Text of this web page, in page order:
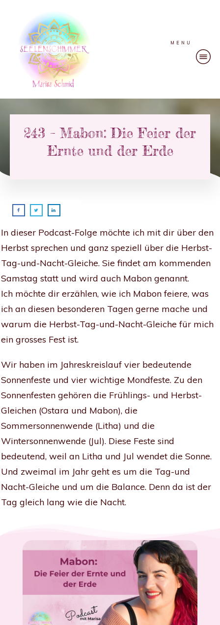
MENU
243 – Mabon: Die Feier der
Ernte und der Erde
In dieser Podcast-Folge möchte ich mit dir über den
Herbst sprechen und ganz speziell über die Herbst-
Tag-und-Nacht-Gleiche. Sie findet am kommenden
Samstag statt und wird auch Mabon genannt.
Ich möchte dir erzählen, wie ich Mabon feiere, was
ich an diesen besonderen Tagen gerne mache und
warum die Herbst-Tag-und-Nacht-Gleiche für mich
ein grosses Fest ist.
Wir haben im Jahreskreislauf vier bedeutende
Sonnenfeste und vier wichtige Mondfeste. Zu den
Sonnenfesten gehören die Frühlings- und Herbst-
Gleichen (Ostara und Mabon), die
Sommersonnenwende (Litha) und die
Wintersonnenwende (Jul). Diese Feste sind
bedeutend, weil an Litha und Jul wendet die Sonne.
Und zweimal im Jahr geht es um die Tag-und
Nacht-Gleiche und um die Balance. Denn da ist der
Tag gleich lang wie die Nacht.